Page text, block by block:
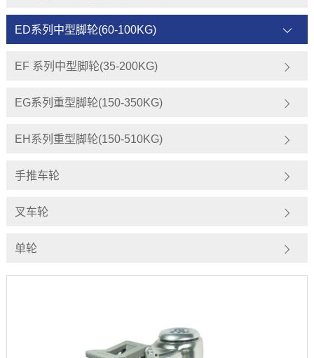
ED系列中型脚轮(60-100KG)
EF 系列中型脚轮(35-200KG)
EG系列重型脚轮(150-350KG)
EH系列重型脚轮(150-510KG)
手推车轮
叉车轮
单轮